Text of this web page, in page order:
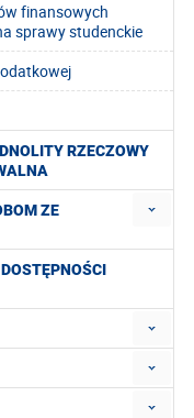
finansowych
sprawy studenckie
RZECZOWY
ZE